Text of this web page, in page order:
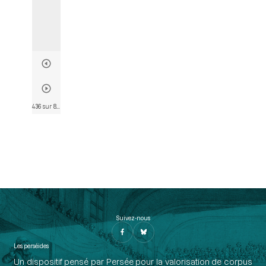
Suivez-nous
Les perséides
Un dispositif pensé par Persée pour la valorisation de corpus